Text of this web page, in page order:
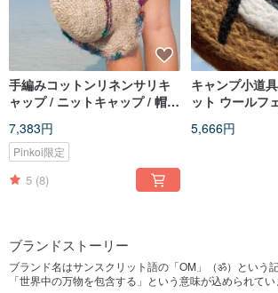
手編みコットンリネンサリキ
ャップ / ニットキャップ / 帽子
Sari streaks 編集
7,383円
Pinkoi限定
5 (8)
キャンプ小道
ット ウールフ
ルトポットホル
5,666円
ブランドストーリー
ブランド名はサンスクリット語の「OM」（ॐ）という
「世界中の万物を包含する」という意味が込められてい